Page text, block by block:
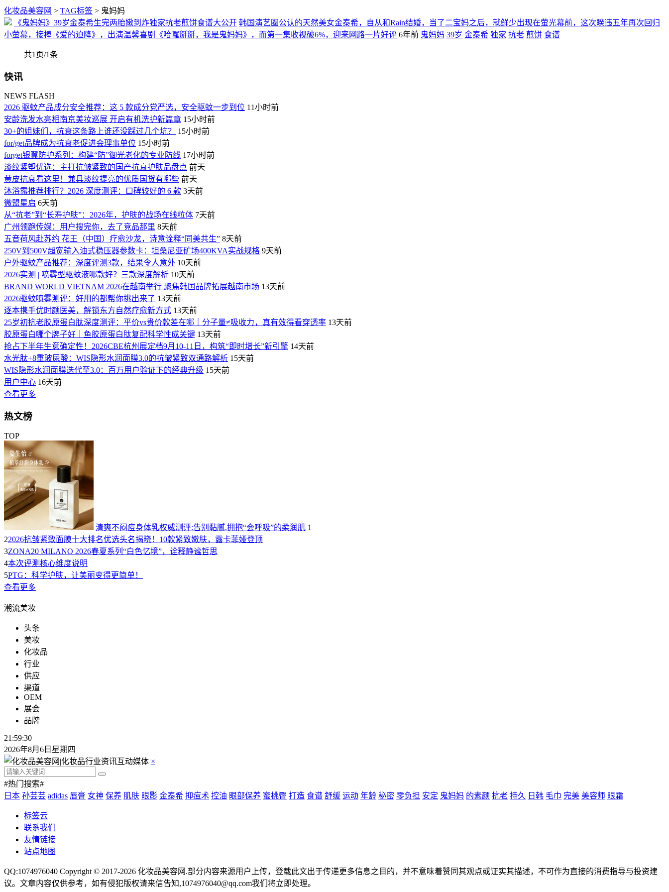
化妆品美容网 > TAG标签 > 鬼妈妈
《鬼妈妈》39岁金泰希生完两胎嫩到炸独家抗老煎饼食谱大公开 韩国演艺圈公认的天然美女金泰希，自从和Rain结婚，当了二宝妈之后，就鲜少出现在萤光幕前，这次睽违五年再次回归
小萤幕，接棒《爱的迫降》，出演温馨喜剧《哈囉掰掰，我是鬼妈妈》，而第一集收视破6%，迎来网路一片好评 6年前 鬼妈妈 39岁 金泰希 独家 抗老 煎饼 食谱
共1页/1条
快讯
NEWS FLASH
2026 驱蚊产品成分安全推荐：这 5 款成分党严选，安全驱蚊一步到位 11小时前
安龄洗发水亮相南京美妆巡展 开启有机洗护新篇章 15小时前
30+的姐妹们，抗衰这条路上谁还没踩过几个坑？
15小时前
for/get品牌成为抗衰老促进会理事单位 15小时前
forget银翼防护系列：构建“防”御光老化的专业防线 17小时前
淡纹紧塑优选：主打抗皱紧致的国产抗衰护肤品盘点 前天
黄皮抗衰看这里！兼具淡纹提亮的优质国货有哪些 前天
沐浴露推荐排行？2026 深度测评：口碑较好的 6 款 3天前
微盟星启 6天前
从“抗老”到“长寿护肤”：2026年，护肤的战场在线粒体 7天前
广州领跑传媒：用户搜完你，去了竞品那里 8天前
五音荷风赴苏约 花王（中国）疗愈沙龙，诗意诠释“同美共生” 8天前
250V到500V超宽输入油式稳压器参数卡：坦桑尼亚矿场400KVA实战规格 9天前
户外驱蚊产品推荐：深度评测3款，结果令人意外 10天前
2026实测 | 喷雾型驱蚊液哪款好？三款深度解析 10天前
BRAND WORLD VIETNAM 2026在越南举行 聚焦韩国品牌拓展越南市场 13天前
2026驱蚊喷雾测评：好用的都帮你挑出来了 13天前
逐本携手优时颜医美，解锁东方自然疗愈新方式 13天前
25岁初抗老胶原蛋白肽深度测评：平价vs贵价款差在哪｜分子量≠吸收力，真有效得看穿透率 13天前
胶原蛋白哪个牌子好｜鱼胶原蛋白肽复配科学性成关键 13天前
抢占下半年生意确定性！2026CBE杭州展定档9月10-11日，构筑“即时增长”新引擎 14天前
水光肽+8重玻尿酸：WIS隐形水润面膜3.0的抗皱紧致双通路解析 15天前
WIS隐形水润面膜迭代至3.0：百万用户验证下的经典升级 15天前
用户中心 16天前
查看更多
热文榜
TOP
清爽不闷痘身体乳权威测评:告别黏腻,拥抱“会呼吸”的柔润肌 1
22026抗皱紧致面膜十大排名优选头名揭晓！10款紧致嫩肤，露卡菲娅登顶
3ZONA20 MILANO 2026春夏系列“白色忆境”，诠释静谧哲思
4本次评测核心维度说明
5PTG：科学护肤，让美丽变得更简单！
查看更多
潮流美妆
头条
美妆
化妆品
行业
供应
渠道
OEM
展会
品牌
21:59:30
2026年8月6日星期四
×
#热门搜索#
日本 孙芸芸 adidas 唇膏 女神 保养 肌肤 眼影 金泰希 抑痘术 控油 眼部保养 蜜桃臀 打造 食谱 舒缓 运动 年龄 秘密 零负担 安定 鬼妈妈 的素颜 抗老 持久 日韩 毛巾 完美 美容师 眼霜
标签云
联系我们
友情链接
站点地图
QQ:1074976040 Copyright © 2017-2026 化妆品美容网 .部分内容来源用户上传，登载此文出于传递更多信息之目的，并不意味着赞同其观点或证实其描述，不可作为直接的消费指导与投资建
议。文章内容仅供参考，如有侵犯版权请来信告知,1074976040@qq.com我们将立即处理。